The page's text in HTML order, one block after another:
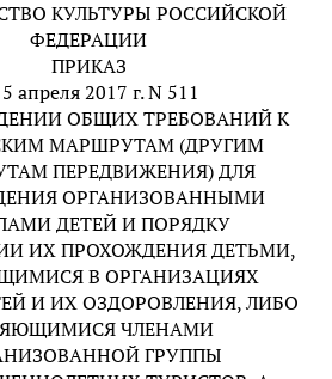
КУЛЬТУРЫ РОССИЙСКОЙ
ФЕДЕРАЦИИ
ПРИКАЗ
апреля 2017 г. N 511
ОБЩИХ ТРЕБОВАНИЙ К
МАРШРУТАМ (ДРУГИМ
ПЕРЕДВИЖЕНИЯ) ДЛЯ
ОРГАНИЗОВАННЫМИ
ДЕТЕЙ И ПОРЯДКУ
ИХ ПРОХОЖДЕНИЯ ДЕТЬМИ,
В ОРГАНИЗАЦИЯХ
И ИХ ОЗДОРОВЛЕНИЯ, ЛИБО
ЧЛЕНАМИ
ГРУППЫ